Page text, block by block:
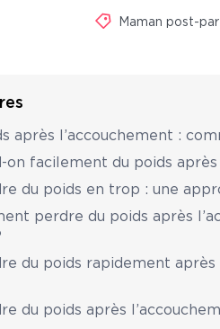
Maman post-
après l’accouchement :
on facilement du poids après
du poids en trop : une
perdre du poids après
du poids rapidement après
du poids après